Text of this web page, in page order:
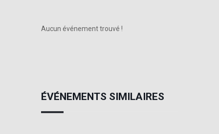
Aucun événement trouvé !
ÉVÉNEMENTS SIMILAIRES